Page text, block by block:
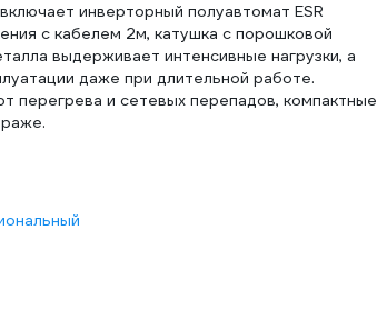
инверторный полуавтомат ESR
с кабелем 2м, катушка с порошковой
выдерживает интенсивные нагрузки, а
даже при длительной работе.
перегрева и сетевых перепадов, компактные